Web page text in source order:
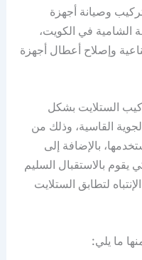
وصيانة أجهزة
الشامية في الكويت،
وإصلاح أعطال أجهزة
الستلايت بشكل
القاسية، وذلك من
بالإضافة إلى
بالاستقبال السليم
لتطابق الستلايت
ما يلي: